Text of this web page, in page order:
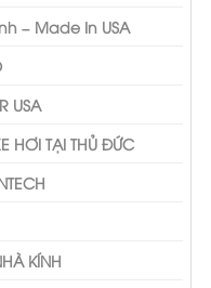
– Made In USA
USA
HƠI TẠI THỦ ĐỨC
KÍNH